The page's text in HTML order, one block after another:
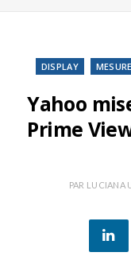
DISPLAY MESURE
Yahoo
Prime
PAR LUCIANA